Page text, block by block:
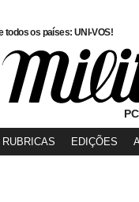
todos os países: UNI-VOS!
RUBRICAS EDIÇÕES